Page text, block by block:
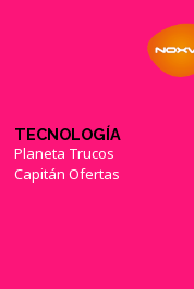
TECNOLOGÍA
Planeta Trucos
Capitán Ofertas